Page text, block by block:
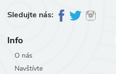
Sledujte nás:
Info
O nás
Navštívte